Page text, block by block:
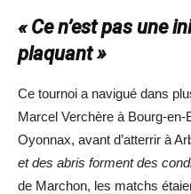
« Ce n’est pas une
plaquant »
Ce tournoi a navigué dans
Marcel Verchère à Bourg-
Oyonnax, avant d’atterrir à
et des abris forment des
de Marchon, les matchs